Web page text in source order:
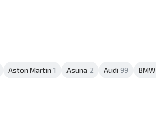
Aston Martin 1 Asuna 2 Audi 99 BMW